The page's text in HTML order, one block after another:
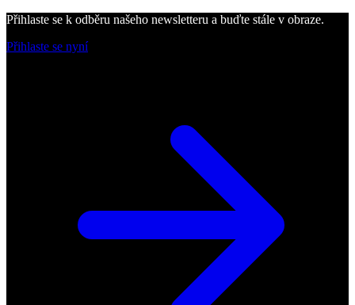
Přihlaste se k odběru našeho newsletteru a buďte stále v obraze.
Přihlaste se nyní